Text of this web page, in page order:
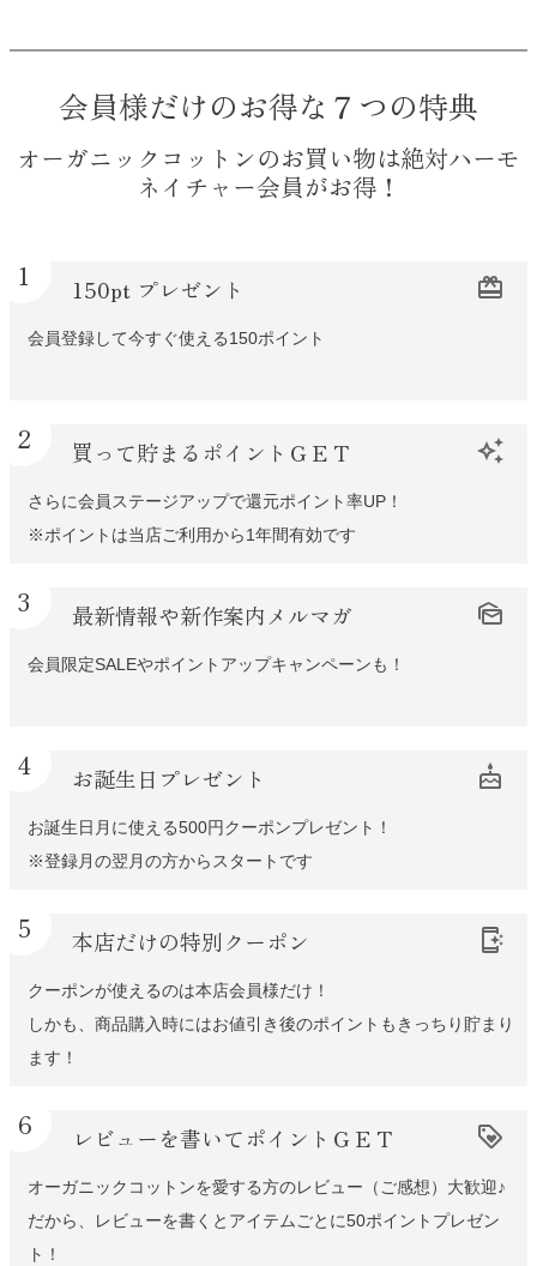
会員様だけのお得な７つの特典
オーガニックコットンのお買い物は絶対ハーモ
ネイチャー会員がお得！
1 150pt プレゼント redeem
会員登録して今すぐ使える150ポイント
2 買って貯まるポイントＧＥＴ auto_awesome
さらに会員ステージアップで還元ポイント率UP！
※ポイントは当店ご利用から1年間有効です
3 最新情報や新作案内メルマガ mark_as_unread
会員限定SALEやポイントアップキャンペーンも！
4 お誕生日プレゼント cake
お誕生日月に使える500円クーポンプレゼント！
※登録月の翌月の方からスタートです
5 本店だけの特別クーポン app_shortcut
クーポンが使えるのは本店会員様だけ！
しかも、商品購入時にはお値引き後のポイントもきっちり貯まり
ます！
6 レビューを書いてポイントＧＥＴ loyalty
オーガニックコットンを愛する方のレビュー（ご感想）大歓迎♪
だから、レビューを書くとアイテムごとに50ポイントプレゼン
ト！